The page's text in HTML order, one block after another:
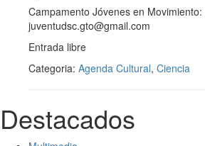
Campamento Jóvenes en
juventudsc.gto@gmail.com
Entrada libre
Categoria: Agenda Cultural, Ciencia
Destacados